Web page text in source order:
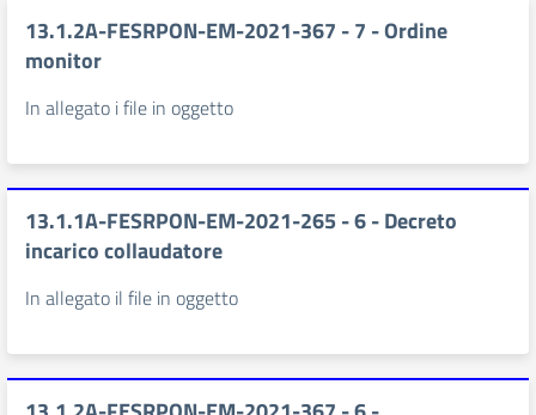
13.1.2A-FESRPON-EM-2021-367 - 7 - Ordine
monitor
In allegato i file in oggetto
13.1.1A-FESRPON-EM-2021-265 - 6 - Decreto
incarico collaudatore
In allegato il file in oggetto